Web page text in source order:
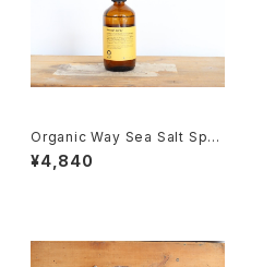
Organic Way Sea Salt Spra
y[オーガニック・ウェイ]
¥4,840